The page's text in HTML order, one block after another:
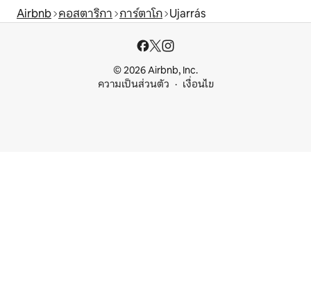
Airbnb คอสตาริกา การ์ตาโก Ujarrás
© 2026 Airbnb, Inc.
ความเป็นส่วนตัว
เงื่อนไข